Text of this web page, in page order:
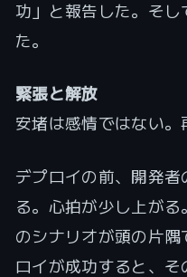
功」と報告した。そ
た。
緊張と解放
安堵は感情ではない。
デプロイの前、開発
る。心拍が少し上が
のシナリオが頭の片
ロイが成功すると、